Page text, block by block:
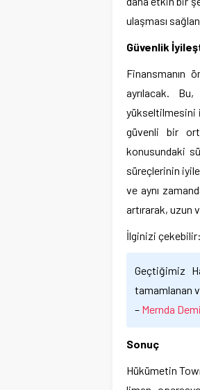
ulaşması
Güvenlik
Finansmanın
ayrılacak.
yükseltilmesini
güvenli bir
konusundaki
süreçlerinin
ve aynı
artırarak, uzun
İlginizi çekebilir:
Geçtiğimiz
tamamlanan
– Mernda
Sonuç
Hükümetin